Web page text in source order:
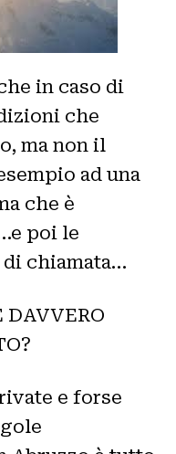
in caso di
che
ma non il
ad una
che è
poi le
chiamata…
e forse